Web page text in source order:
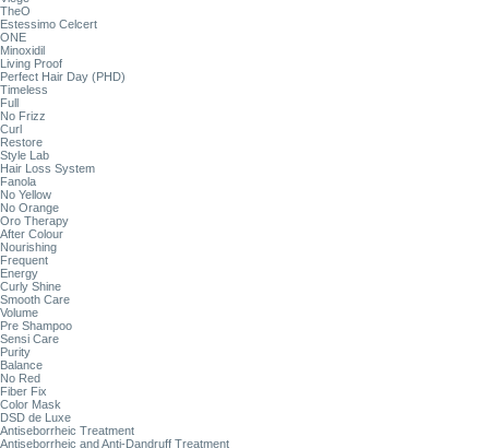
TheO
Estessimo Celcert
ONE
Minoxidil
Living Proof
Perfect Hair Day (PHD)
Timeless
Full
No Frizz
Curl
Restore
Style Lab
Hair Loss System
Fanola
No Yellow
No Orange
Oro Therapy
After Colour
Nourishing
Frequent
Energy
Curly Shine
Smooth Care
Volume
Pre Shampoo
Sensi Care
Purity
Balance
No Red
Fiber Fix
Color Mask
DSD de Luxe
Antiseborrheic Treatment
Antiseborrheic and Anti-Dandruff Treatment